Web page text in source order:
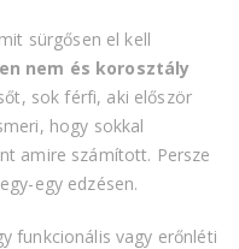
sürgősen el kell
nem és korosztály
sok férfi, aki először
hogy sokkal
amire számított. Persze
egy edzésen.
funkcionális vagy erőnléti